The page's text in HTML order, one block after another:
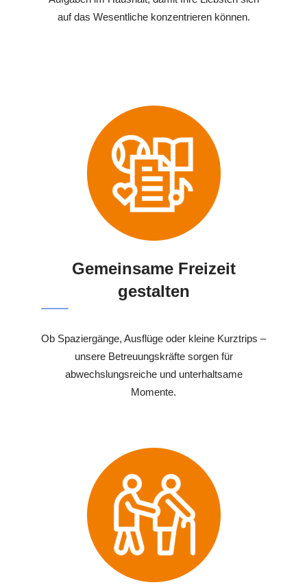
auf das Wesentliche konzentrieren können.
Gemeinsame Freizeit
gestalten
Ob Spaziergänge, Ausflüge oder kleine Kurztrips –
unsere Betreuungskräfte sorgen für
abwechslungsreiche und unterhaltsame
Momente.